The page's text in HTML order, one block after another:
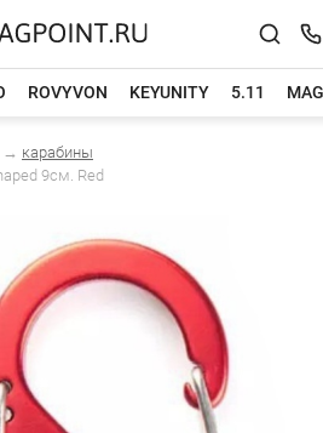
ROVYVON KEYUNITY 5.11
→ карабины
9см. Red